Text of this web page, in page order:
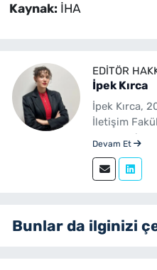
Kaynak: İHA
EDITÖR
İpek Kırca
İpek Kırca,
İletişim
mezun
ve editör
Devam Et
Bunlar da ilginizi